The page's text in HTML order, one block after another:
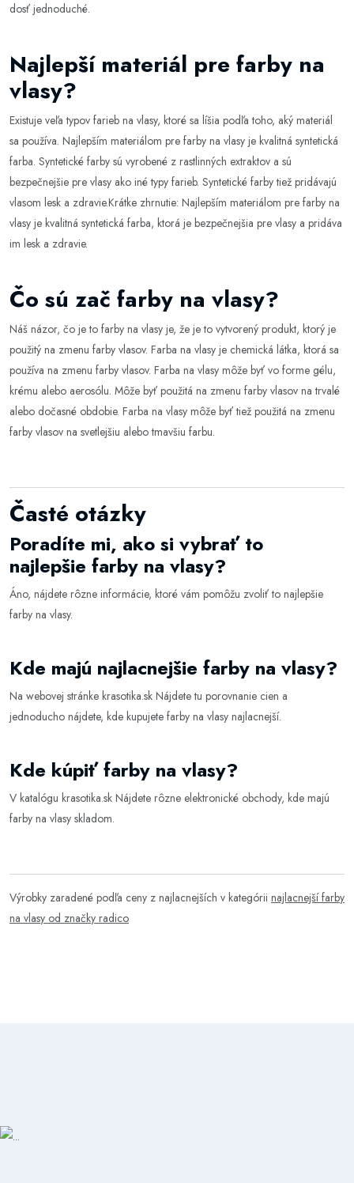
dosť jednoduché.
Najlepší materiál pre farby na
vlasy?
Existuje veľa typov farieb na vlasy, ktoré sa líšia podľa toho, aký materiál
sa používa. Najlepším materiálom pre farby na vlasy je kvalitná syntetická
farba. Syntetické farby sú vyrobené z rastlinných extraktov a sú
bezpečnejšie pre vlasy ako iné typy farieb. Syntetické farby tiež pridávajú
vlasom lesk a zdravie.Krátke zhrnutie: Najlepším materiálom pre farby na
vlasy je kvalitná syntetická farba, ktorá je bezpečnejšia pre vlasy a pridáva
im lesk a zdravie.
Čo sú zač farby na vlasy?
Náš názor, čo je to farby na vlasy je, že je to vytvorený produkt, ktorý je
použitý na zmenu farby vlasov. Farba na vlasy je chemická látka, ktorá sa
používa na zmenu farby vlasov. Farba na vlasy môže byť vo forme gélu,
krému alebo aerosólu. Môže byť použitá na zmenu farby vlasov na trvalé
alebo dočasné obdobie. Farba na vlasy môže byť tiež použitá na zmenu
farby vlasov na svetlejšiu alebo tmavšiu farbu.
Časté otázky
Poradíte mi, ako si vybrať to
najlepšie farby na vlasy?
Áno, nájdete rôzne informácie, ktoré vám pomôžu zvoliť to najlepšie
farby na vlasy.
Kde majú najlacnejšie farby na vlasy?
Na webovej stránke krasotika.sk Nájdete tu porovnanie cien a
jednoducho nájdete, kde kupujete farby na vlasy najlacnejší.
Kde kúpiť farby na vlasy?
V katalógu krasotika.sk Nájdete rôzne elektronické obchody, kde majú
farby na vlasy skladom.
Výrobky zaradené podľa ceny z najlacnejších v kategórii najlacnejší farby
na vlasy od značky radico